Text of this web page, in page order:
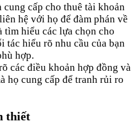
cấp cho thuê tài khoản
hệ với họ để đàm phán về
tìm hiểu các lựa chọn cho
tác hiểu rõ nhu cầu của bạn
hợp.
các điều khoản hợp đồng và
họ cung cấp để tranh rủi ro
thiết